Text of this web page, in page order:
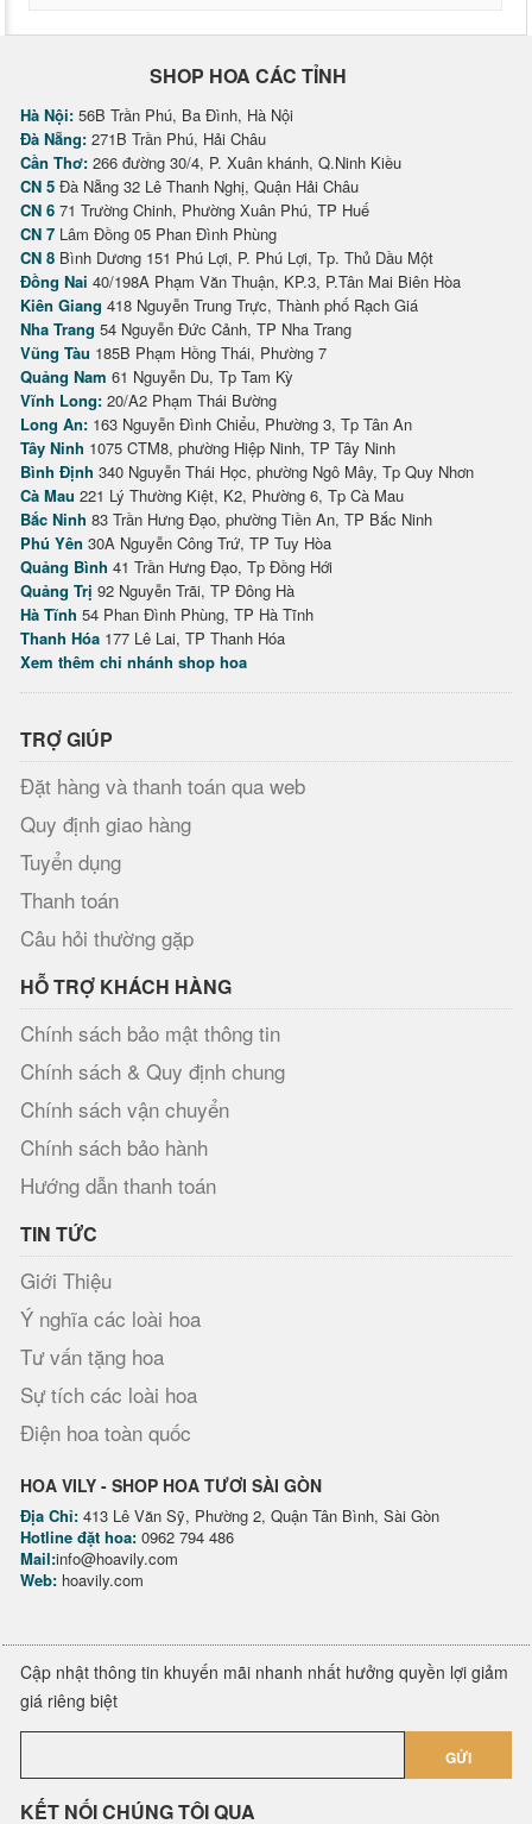
SHOP HOA CÁC TỈNH
Hà Nội: 56B Trần Phú, Ba Đình, Hà Nội
Đà Nẵng: 271B Trần Phú, Hải Châu
Cần Thơ: 266 đường 30/4, P. Xuân khánh, Q.Ninh Kiều
CN 5 Đà Nẵng 32 Lê Thanh Nghị, Quận Hải Châu
CN 6 71 Trường Chinh, Phường Xuân Phú, TP Huế
CN 7 Lâm Đồng 05 Phan Đình Phùng
CN 8 Bình Dương 151 Phú Lợi, P. Phú Lợi, Tp. Thủ Dầu Một
Đồng Nai 40/198A Phạm Văn Thuận, KP.3, P.Tân Mai Biên Hòa
Kiên Giang 418 Nguyễn Trung Trực, Thành phố Rạch Giá
Nha Trang 54 Nguyễn Đức Cảnh, TP Nha Trang
Vũng Tàu 185B Phạm Hồng Thái, Phường 7
Quảng Nam 61 Nguyễn Du, Tp Tam Kỳ
Vĩnh Long: 20/A2 Phạm Thái Bường
Long An: 163 Nguyễn Đình Chiểu, Phường 3, Tp Tân An
Tây Ninh 1075 CTM8, phường Hiệp Ninh, TP Tây Ninh
Bình Định 340 Nguyễn Thái Học, phường Ngô Mây, Tp Quy Nhơn
Cà Mau 221 Lý Thường Kiệt, K2, Phường 6, Tp Cà Mau
Bắc Ninh 83 Trần Hưng Đạo, phường Tiền An, TP Bắc Ninh
Phú Yên 30A Nguyễn Công Trứ, TP Tuy Hòa
Quảng Bình 41 Trần Hưng Đạo, Tp Đồng Hới
Quảng Trị 92 Nguyễn Trãi, TP Đông Hà
Hà Tĩnh 54 Phan Đình Phùng, TP Hà Tĩnh
Thanh Hóa 177 Lê Lai, TP Thanh Hóa
Xem thêm chi nhánh shop hoa
TRỢ GIÚP
Đặt hàng và thanh toán qua web
Quy định giao hàng
Tuyển dụng
Thanh toán
Câu hỏi thường gặp
HỖ TRỢ KHÁCH HÀNG
Chính sách bảo mật thông tin
Chính sách & Quy định chung
Chính sách vận chuyển
Chính sách bảo hành
Hướng dẫn thanh toán
TIN TỨC
Giới Thiệu
Ý nghĩa các loài hoa
Tư vấn tặng hoa
Sự tích các loài hoa
Điện hoa toàn quốc
HOA VILY - SHOP HOA TƯƠI SÀI GÒN
Địa Chỉ: 413 Lê Văn Sỹ, Phường 2, Quận Tân Bình, Sài Gòn
Hotline đặt hoa: 0962 794 486
Mail:info@hoavily.com
Web: hoavily.com
Cập nhật thông tin khuyến mãi nhanh nhất hưởng quyền lợi giảm
giá riêng biệt
GỬI
KẾT NỐI CHÚNG TÔI QUA